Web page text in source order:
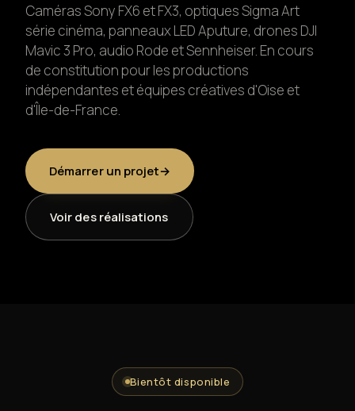
Formation photo & vidéo
Animations événementielles
Location matériel
Caméras Sony FX6 et FX3, optiques Sigma Art
série cinéma, panneaux LED Aputure, drones DJI
Mavic 3 Pro, audio Rode et Sennheiser. En cours
de constitution pour les productions
indépendantes et équipes créatives d'Oise et
d'Île-de-France.
Démarrer un projet→
Voir des réalisations
Bientôt disponible